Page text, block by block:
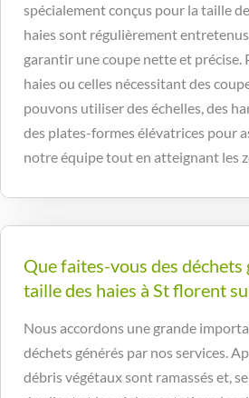
spécialement conçus pour la taille
haies sont régulièrement
garantir une coupe nette et précise.
haies ou celles nécessitant des
pouvons utiliser des échelles, des
des plates-formes élévatrices pour
notre équipe tout en atteignant les
Que faites-vous des déchets
taille des haies à St florent
Nous accordons une grande
déchets générés par nos services.
débris végétaux sont ramassés et,